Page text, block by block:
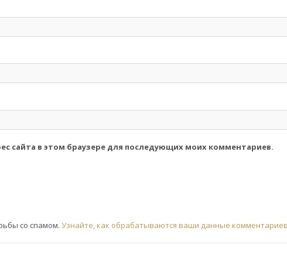
сайта в этом браузере для последующих моих комментариев.
со спамом. Узнайте, как обрабатываются ваши данные